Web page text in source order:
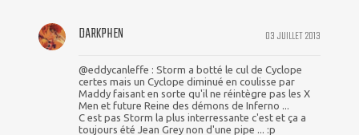
03 JUILLET 2013
DARKPHEN
@eddycanleffe : Storm a botté le cul de Cyclope
certes mais un Cyclope diminué en coulisse par
Maddy faisant en sorte qu'il ne réintègre pas les X
Men et future Reine des démons de Inferno ...
C est pas Storm la plus interressante c'est et ça a
toujours été Jean Grey non d'une pipe ... :p